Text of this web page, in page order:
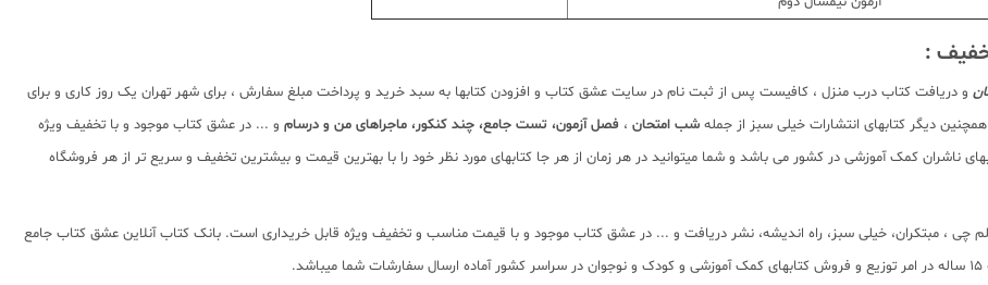
:
و دریافت کتاب درب منزل ، کافیست پس از ثبت نام در سایت عشق کتاب و افزودن کتابها به سبد خرید و پرداخت مبلغ سفارش ، برای شهر تهران یک روز کاری و برای
دیگر کتابهای انتشارات خیلی سبز از جمله شب امتحان ، فصل آزمون، تست جامع، چند کنکور، ماجراهای من و درسام و ... در عشق کتاب موجود و با تخفیف ویژه
ناشران کمک آموزشی در کشور می باشد و شما میتوانید در هر زمان از هر جا کتابهای مورد نظر خود را با بهترین قیمت و بیشترین تخفیف و سریع تر از هر فروشگاه
قلم چی ، مبتکران، خیلی سبز، راه اندیشه، نشر دریافت و ... در عشق کتاب موجود و با قیمت مناسب و تخفیف ویژه قابل خریداری است. بانک کتاب آنلاین عشق کتاب جامع